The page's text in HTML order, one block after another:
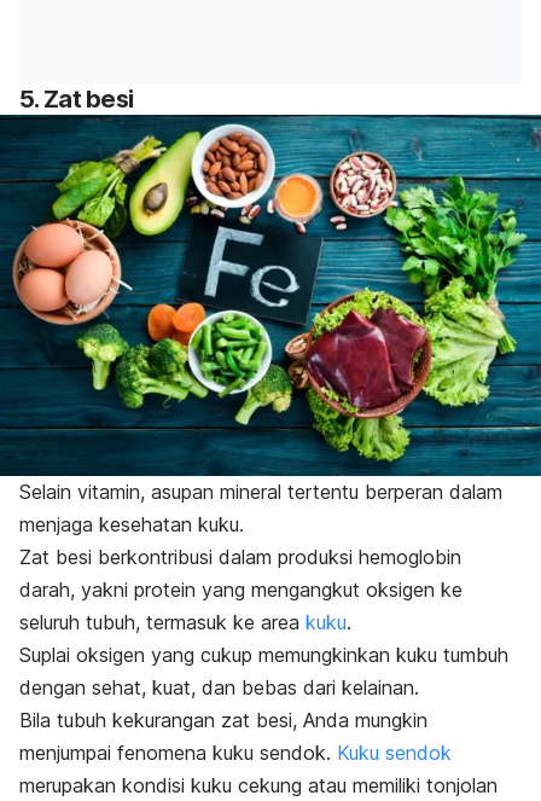
5. Zat besi
Selain vitamin, asupan mineral tertentu berperan dalam
menjaga kesehatan kuku.
Zat besi berkontribusi dalam produksi hemoglobin
darah, yakni protein yang mengangkut oksigen ke
seluruh tubuh, termasuk ke area kuku.
Suplai oksigen yang cukup memungkinkan kuku tumbuh
dengan sehat, kuat, dan bebas dari kelainan.
Bila tubuh kekurangan zat besi, Anda mungkin
menjumpai fenomena kuku sendok. Kuku sendok
merupakan kondisi kuku cekung atau memiliki tonjolan